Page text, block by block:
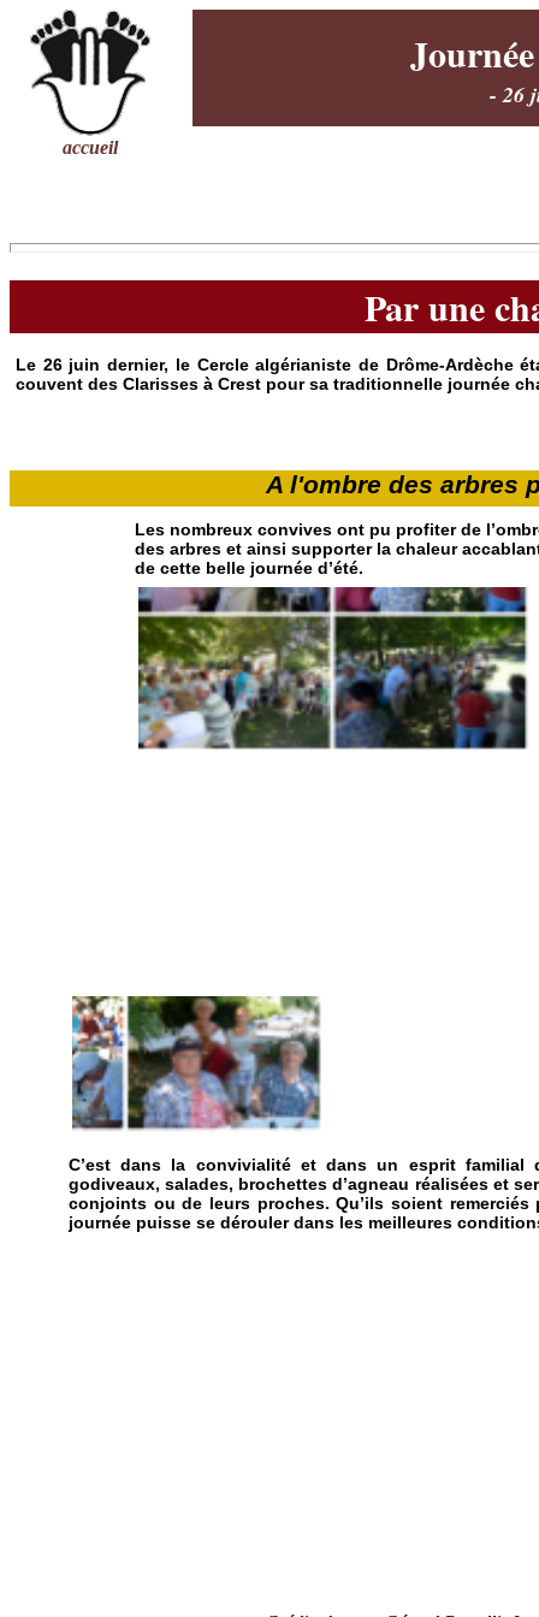
accueil
- 26
Par une
Le 26 juin dernier, le Cercle algérianiste de Drôme-Ardèche
couvent des Clarisses à Crest pour sa traditionnelle journée
A l'ombre des arbres
Les nombreux convives ont pu profiter de
des arbres et ainsi supporter la chaleur
de cette belle journée d’été.
C’est dans la convivialité et dans un esprit familial
godiveaux, salades, brochettes d’agneau réalisées et
conjoints ou de leurs proches. Qu’ils soient
journée puisse se dérouler dans les meilleures